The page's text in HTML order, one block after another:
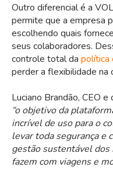
Outro diferencial é a
permite que a empresa
escolhendo quais
seus colaboradores.
controle total da política
perder a flexibilidade na
Luciano Brandão, CEO
“o objetivo da
incrível de uso para o
levar toda segurança e
gestão sustentável
fazem com viagens e